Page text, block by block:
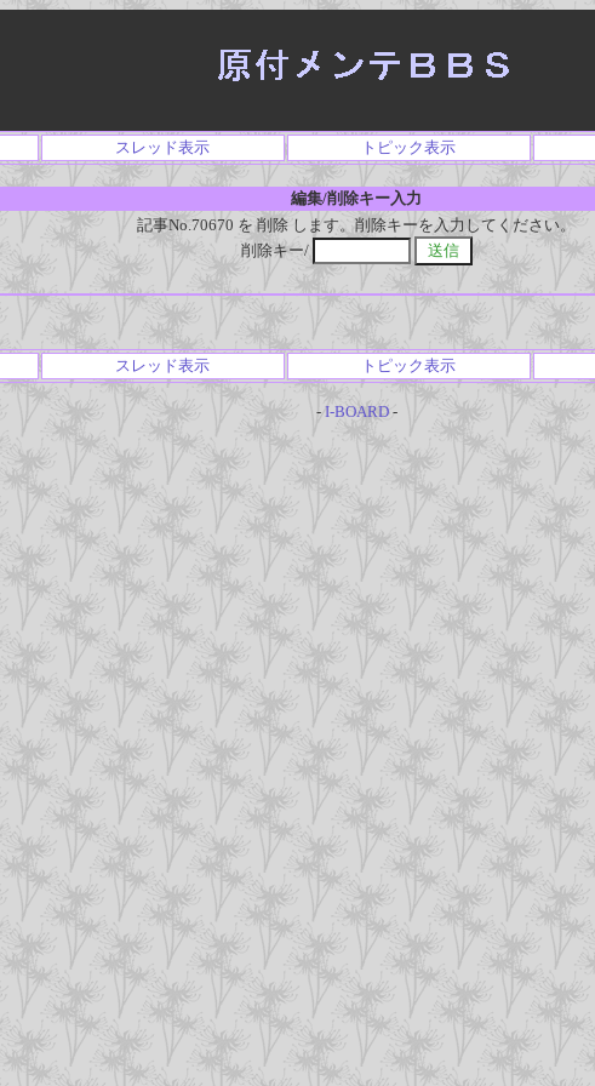
スレッド表示 トピック表示
編集/削除キー入力
記事No.70670 を 削除 します。削除キーを入力してください。
削除キー/
スレッド表示 トピック表示
- I-BOARD-